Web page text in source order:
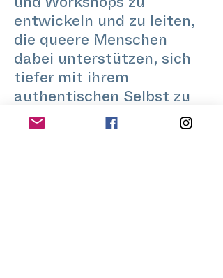
und Workshops zu
entwickeln und zu leiten,
die queere Menschen
dabei unterstützen, sich
tiefer mit ihrem
authentischen Selbst zu
verbinden. Seine